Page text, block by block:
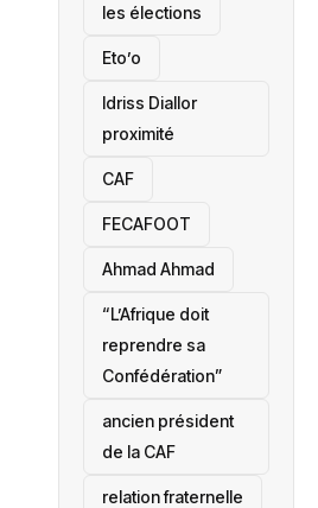
les élections
Eto’o
Idriss Diallor
proximité
CAF
FECAFOOT
‎Ahmad Ahmad
“L’Afrique doit
reprendre sa
Confédération”
ancien président
de la CAF
relation fraternelle